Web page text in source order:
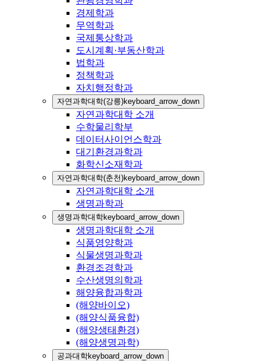
경제학과
무역학과
국제통상학과
도시계획·부동산학과
법학과
정책학과
자치행정학과
자연과학대학(강릉)keyboard_arrow_down
자연과학대학 소개
수학물리학부
데이터사이언스학과
대기환경과학과
화학신소재학과
자연과학대학(춘천)keyboard_arrow_down
자연과학대학 소개
생명과학과
생명과학대학keyboard_arrow_down
생명과학대학 소개
식품영양학과
식물생명과학과
환경조경학과
수산생명의학과
해양융합과학과
(해양바이오)
(해양식품융합)
(해양생태환경)
(해양생명과학)
공과대학keyboard_arrow_down